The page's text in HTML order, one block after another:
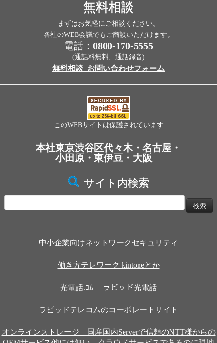
無料相談
まずはお気軽にご相談ください。
各社のWEB会議でもご商談いただけます。
電話： 0800-170-5555
(通話料無料、通話録音)
無料相談_お問い合わせフォーム
このWEBサイトは保護されています
本社東京渋谷区代々木・名古屋・
小田原・東伊豆・大阪
サイト内検索
索:
中小企業向けネットワークセキュリティ
働き方テレワーク kintoneとか
光電話.ｺﾑ ラピッド光電話
ラピッドテレコムのコーポレートサイト
オンラインストレージ 国産国内Serverで信頼のNTT様からの